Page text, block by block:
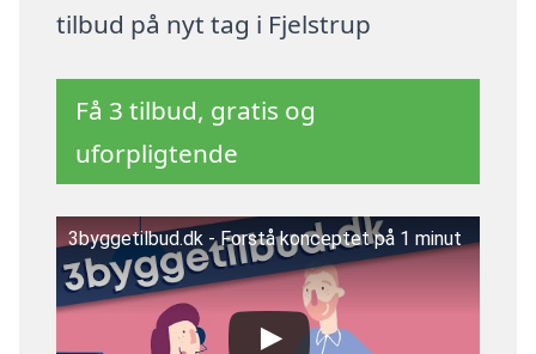
tilbud på nyt tag i Fjelstrup
Få 3 tilbud, gratis og
uforpligtende
3byggetilbud.dk - Forstå konceptet på 1 minut